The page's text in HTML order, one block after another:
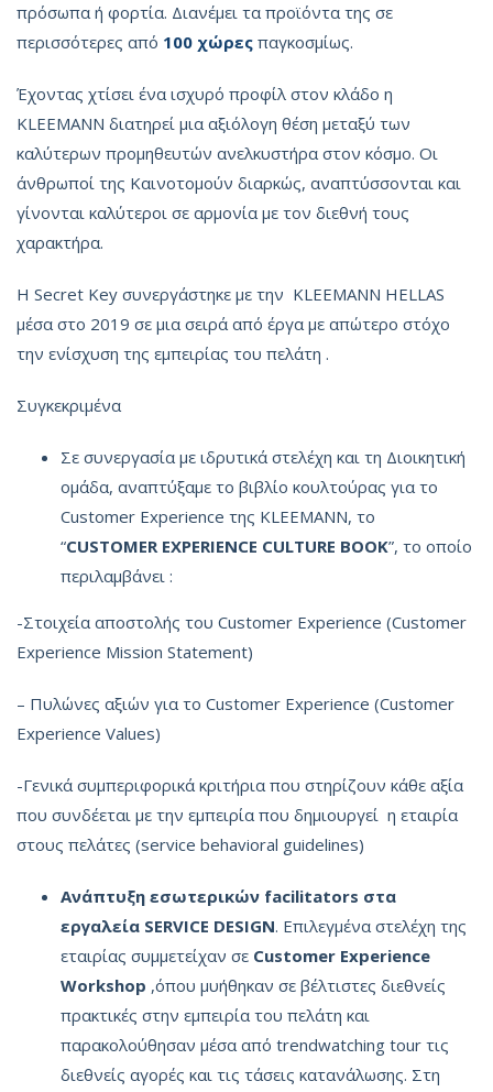
πρόσωπα ή φορτία. Διανέμει τα προϊόντα της σε
περισσότερες από 100 χώρες παγκοσμίως.
Έχοντας χτίσει ένα ισχυρό προφίλ στον κλάδο η
KLEEMANN διατηρεί μια αξιόλογη θέση μεταξύ των
καλύτερων προμηθευτών ανελκυστήρα στον κόσμο. Οι
άνθρωποί της Καινοτομούν διαρκώς, αναπτύσσονται και
γίνονται καλύτεροι σε αρμονία με τον διεθνή τους
χαρακτήρα.
Η Secret Key συνεργάστηκε με την KLEEMANN HELLAS
μέσα στο 2019 σε μια σειρά από έργα με απώτερο στόχο
την ενίσχυση της εμπειρίας του πελάτη .
Συγκεκριμένα
Σε συνεργασία με ιδρυτικά στελέχη και τη Διοικητική
ομάδα, αναπτύξαμε το βιβλίο κουλτούρας για το
Customer Experience της KLEEMANN, το
“CUSTOMER EXPERIENCE CULTURE BOOK”, το οποίο
περιλαμβάνει :
-Στοιχεία αποστολής του Customer Experience (Customer
Experience Mission Statement)
– Πυλώνες αξιών για το Customer Experience (Customer
Experience Values)
-Γενικά συμπεριφορικά κριτήρια που στηρίζουν κάθε αξία
που συνδέεται με την εμπειρία που δημιουργεί η εταιρία
στους πελάτες (service behavioral guidelines)
Ανάπτυξη εσωτερικών facilitators στα
εργαλεία SERVICE DESIGN. Επιλεγμένα στελέχη της
εταιρίας συμμετείχαν σε Customer Experience
Workshop ,όπου μυήθηκαν σε βέλτιστες διεθνείς
πρακτικές στην εμπειρία του πελάτη και
παρακολούθησαν μέσα από trendwatching tour τις
διεθνείς αγορές και τις τάσεις κατανάλωσης. Στη